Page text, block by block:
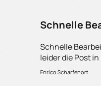
Schnelle
Schnelle
leider die Post
kriegt es nicht
Enrico Scharfenort